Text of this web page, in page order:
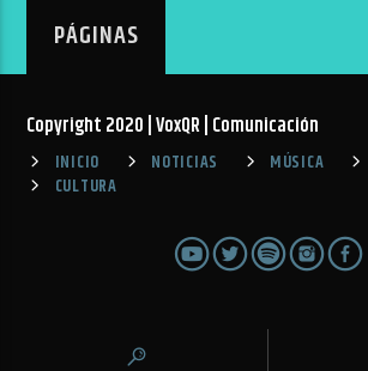
PÁGINAS
Copyright 2020 | VoxQR | Comunicación
INICIO NOTICIAS MÚSICA
CULTURA